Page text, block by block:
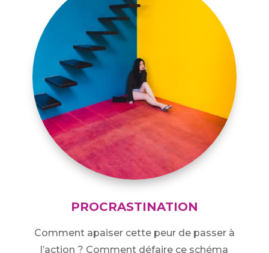
PROCRASTINATION
Comment apaiser cette peur de passer à
l’action ? Comment défaire ce schéma